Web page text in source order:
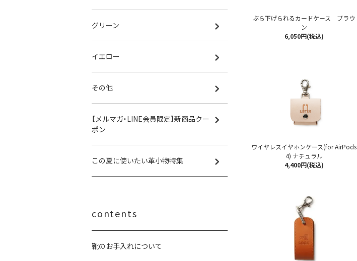
ぶら下げられるカードケース ブラウ
ン
6,050円(税込)
ワイヤレスイヤホンケース(for AirPods
4) ナチュラル
4,400円(税込)
グリーン
イエロー
その他
【メルマガ・LINE会員限定】新商品クー
ポン
この夏に使いたい革小物特集
contents
靴のお手入れについて